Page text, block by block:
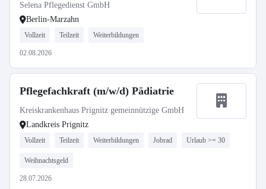
Selena Pflegedienst GmbH
Berlin-Marzahn
Vollzeit Teilzeit Weiterbildungen
02.08.2026
Pflegefachkraft (m/w/d) Pädiatrie
Kreiskrankenhaus Prignitz gemeinnützige GmbH
Landkreis Prignitz
Vollzeit Teilzeit Weiterbildungen Jobrad Urlaub >= 30
Weihnachtsgeld
28.07.2026